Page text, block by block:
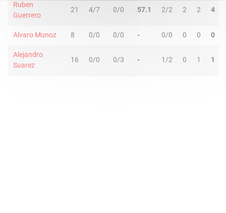
Ruben
Guerrero
21 4/7 0/0 57.1 2/2 2 2 4
Alvaro Munoz 8 0/0 0/0 - 0/0 0 0 0
Alejandro
Suarez
16 0/0 0/3 - 1/2 0 1 1